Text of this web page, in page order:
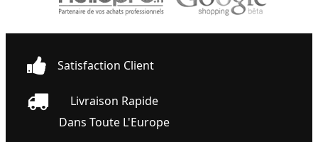
Satisfaction Client
Livraison Rapide
Dans Toute L'Europe